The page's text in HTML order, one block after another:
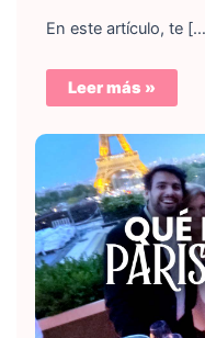
En este artículo, te
Leer más »